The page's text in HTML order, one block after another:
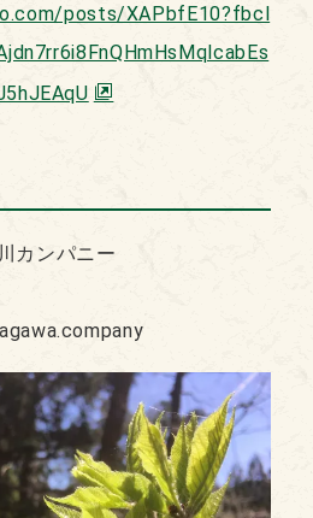
posts/XAPbfE10?fbcl
カンパニー